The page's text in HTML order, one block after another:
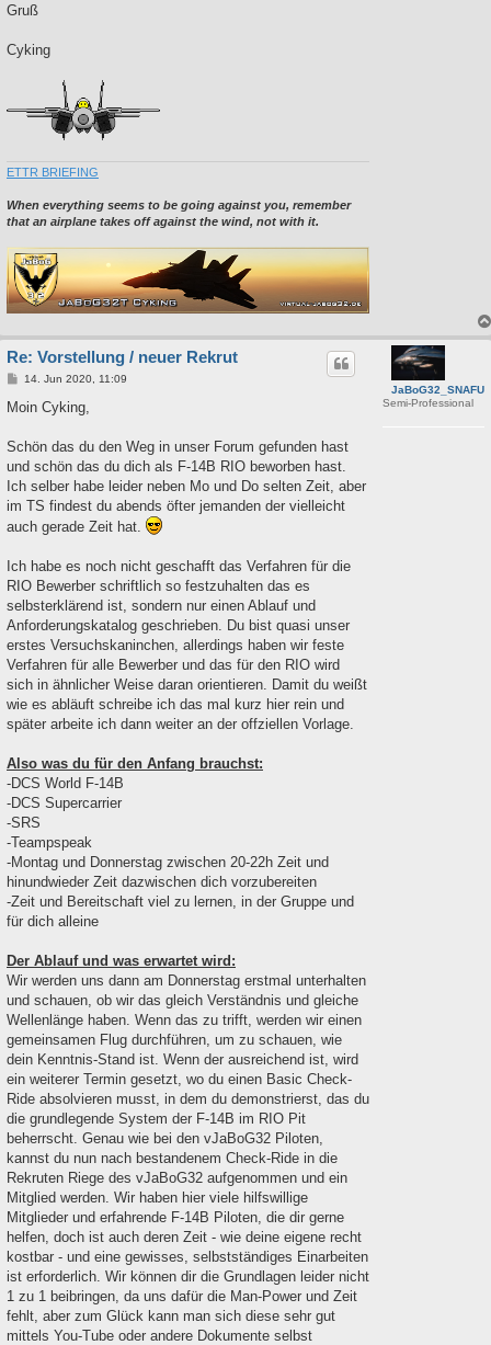
Gruß
Cyking
ETTR BRIEFING
When everything seems to be going against you, remember
that an airplane takes off against the wind, not with it.
JaBoG32_SNAFU
Semi-Professional
Re: Vorstellung / neuer Rekrut
B
i
a
14. Jun 2020, 11:09
Moin Cyking,
Schön das du den Weg in unser Forum gefunden hast
und schön das du dich als F-14B RIO beworben hast.
Ich selber habe leider neben Mo und Do selten Zeit, aber
im TS findest du abends öfter jemanden der vielleicht
auch gerade Zeit hat.
Ich habe es noch nicht geschafft das Verfahren für die
RIO Bewerber schriftlich so festzuhalten das es
selbsterklärend ist, sondern nur einen Ablauf und
Anforderungskatalog geschrieben. Du bist quasi unser
erstes Versuchskaninchen, allerdings haben wir feste
Verfahren für alle Bewerber und das für den RIO wird
sich in ähnlicher Weise daran orientieren. Damit du weißt
wie es abläuft schreibe ich das mal kurz hier rein und
später arbeite ich dann weiter an der offziellen Vorlage.
Also was du für den Anfang brauchst:
-DCS World F-14B
-DCS Supercarrier
-SRS
-Teampspeak
-Montag und Donnerstag zwischen 20-22h Zeit und
hinundwieder Zeit dazwischen dich vorzubereiten
-Zeit und Bereitschaft viel zu lernen, in der Gruppe und
für dich alleine
Der Ablauf und was erwartet wird:
Wir werden uns dann am Donnerstag erstmal unterhalten
und schauen, ob wir das gleich Verständnis und gleiche
Wellenlänge haben. Wenn das zu trifft, werden wir einen
gemeinsamen Flug durchführen, um zu schauen, wie
dein Kenntnis-Stand ist. Wenn der ausreichend ist, wird
ein weiterer Termin gesetzt, wo du einen Basic Check-
Ride absolvieren musst, in dem du demonstrierst, das du
die grundlegende System der F-14B im RIO Pit
beherrscht. Genau wie bei den vJaBoG32 Piloten,
kannst du nun nach bestandenem Check-Ride in die
Rekruten Riege des vJaBoG32 aufgenommen und ein
Mitglied werden. Wir haben hier viele hilfswillige
Mitglieder und erfahrende F-14B Piloten, die dir gerne
helfen, doch ist auch deren Zeit - wie deine eigene recht
kostbar - und eine gewisses, selbstständiges Einarbeiten
ist erforderlich. Wir können dir die Grundlagen leider nicht
1 zu 1 beibringen, da uns dafür die Man-Power und Zeit
fehlt, aber zum Glück kann man sich diese sehr gut
mittels You-Tube oder andere Dokumente selbst